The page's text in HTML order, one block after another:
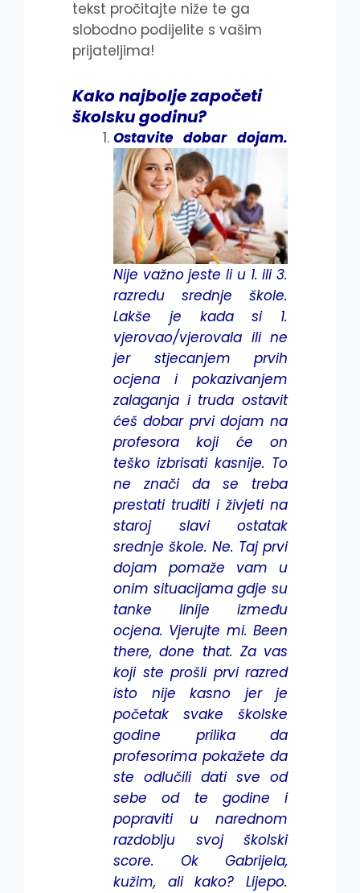
tekst pročitajte niže te ga
slobodno podijelite s vašim
prijateljima!
Kako najbolje započeti
školsku godinu?
Ostavite dobar dojam.
Nije važno jeste li u 1. ili 3.
razredu srednje škole.
Lakše je kada si 1.
vjerovao/vjerovala ili ne
jer stjecanjem prvih
ocjena i pokazivanjem
zalaganja i truda ostavit
ćeš dobar prvi dojam na
profesora koji će on
teško izbrisati kasnije. To
ne znači da se treba
prestati truditi i živjeti na
staroj slavi ostatak
srednje škole. Ne. Taj prvi
dojam pomaže vam u
onim situacijama gdje su
tanke linije između
ocjena. Vjerujte mi. Been
there, done that. Za vas
koji ste prošli prvi razred
isto nije kasno jer je
početak svake školske
godine prilika da
profesorima pokažete da
ste odlučili dati sve od
sebe od te godine i
popraviti u narednom
razdoblju svoj školski
score. Ok Gabrijela,
kužim, ali kako? Lijepo.